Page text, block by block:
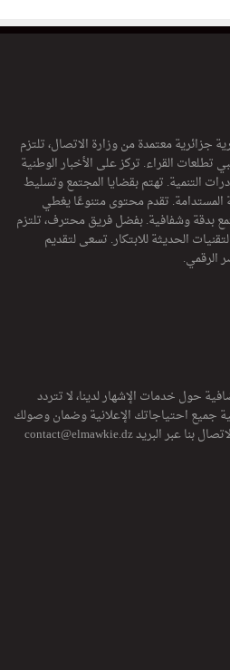
جزائرية معتمدة من وزارة الاتصال، تلتزم
القراء. تركز على الأخبار الوطنية
التنمية. تهتم بقضايا المجتمع وتسليط
المستدامة. تقدم محتوى متنوعًا يغطي
بدقة وشفافية. بفضل فريق محترف، تلتزم
الحديثة للابتكار. تسعى لتقديم
الرقمي.
حول خدمات الإشهار لدينا، لا تتردد
جميع احتياجاتك الإعلانية وضمان وصولك
بنا عبر البريدcontact@elmawkie.dz